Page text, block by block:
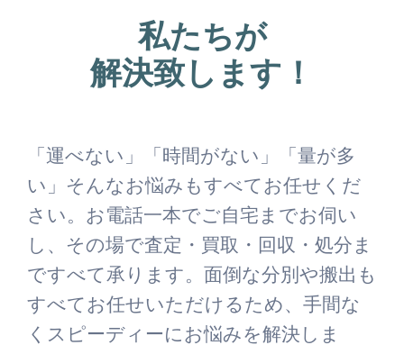
私たちが
解決致します！
「運べない」「時間がない」「量が多
い」そんなお悩みもすべてお任せくだ
さい。お電話一本でご自宅までお伺い
し、その場で査定・買取・回収・処分ま
ですべて承ります。面倒な分別や搬出も
すべてお任せいただけるため、手間な
くスピーディーにお悩みを解決しま